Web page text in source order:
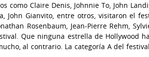
como Claire Denis, Johnnie To, John
John Gianvito, entre otros, visitaron el
Rosenbaum, Jean-Pierre Rehm,
Que ninguna estrella de Hollywood
al contrario. La categoría A del